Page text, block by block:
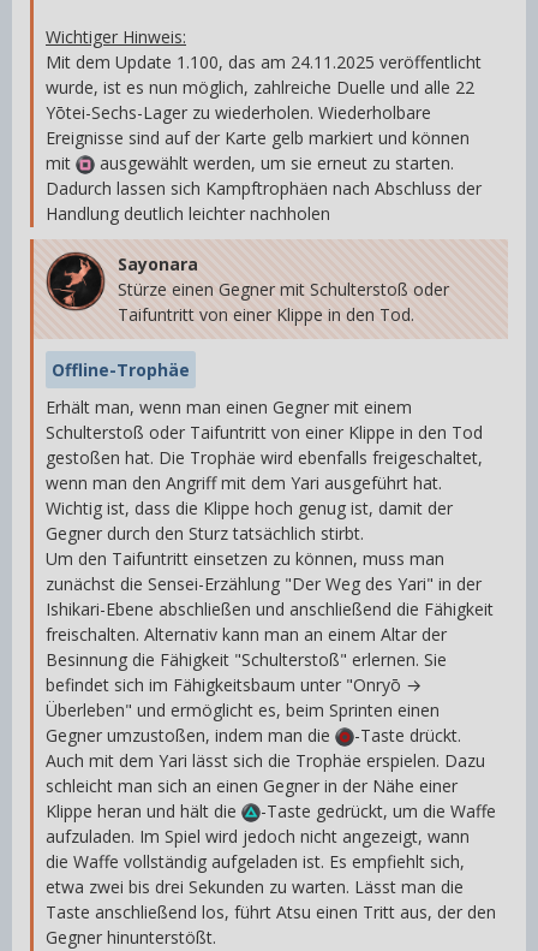
Wichtiger Hinweis:
Mit dem Update 1.100, das am 24.11.2025 veröffentlicht
wurde, ist es nun möglich, zahlreiche Duelle und alle 22
Yōtei-Sechs-Lager zu wiederholen. Wiederholbare
Ereignisse sind auf der Karte gelb markiert und können
mit
ausgewählt werden, um sie erneut zu starten.
Dadurch lassen sich Kampftrophäen nach Abschluss der
Handlung deutlich leichter nachholen
Sayonara
Stürze einen Gegner mit Schulterstoß oder
Taifuntritt von einer Klippe in den Tod.
Offline-Trophäe
Erhält man, wenn man einen Gegner mit einem
Schulterstoß oder Taifuntritt von einer Klippe in den Tod
gestoßen hat. Die Trophäe wird ebenfalls freigeschaltet,
wenn man den Angriff mit dem Yari ausgeführt hat.
Wichtig ist, dass die Klippe hoch genug ist, damit der
Gegner durch den Sturz tatsächlich stirbt.
Um den Taifuntritt einsetzen zu können, muss man
zunächst die Sensei-Erzählung "Der Weg des Yari" in der
Ishikari-Ebene abschließen und anschließend die Fähigkeit
freischalten. Alternativ kann man an einem Altar der
Besinnung die Fähigkeit "Schulterstoß" erlernen. Sie
befindet sich im Fähigkeitsbaum unter "Onryō →
Überleben" und ermöglicht es, beim Sprinten einen
Gegner umzustoßen, indem man die
-Taste drückt.
Auch mit dem Yari lässt sich die Trophäe erspielen. Dazu
schleicht man sich an einen Gegner in der Nähe einer
Klippe heran und hält die
-Taste gedrückt, um die Waffe
aufzuladen. Im Spiel wird jedoch nicht angezeigt, wann
die Waffe vollständig aufgeladen ist. Es empfiehlt sich,
etwa zwei bis drei Sekunden zu warten. Lässt man die
Taste anschließend los, führt Atsu einen Tritt aus, der den
Gegner hinunterstößt.